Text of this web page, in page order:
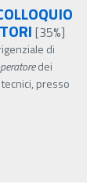
[35%]
di
dei
presso